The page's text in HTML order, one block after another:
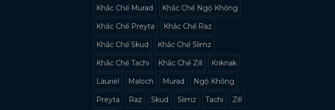
Khắc Chế Murad Khắc Chế Ngộ Không
Khắc Chế Preyta Khắc Chế Raz
Khắc Chế Skud Khắc Chế Slimz
Khắc Chế Tachi Khắc Chế Zill Kriknak
Lauriel Maloch Murad Ngộ Không
Preyta Raz Skud Slimz Tachi Zill